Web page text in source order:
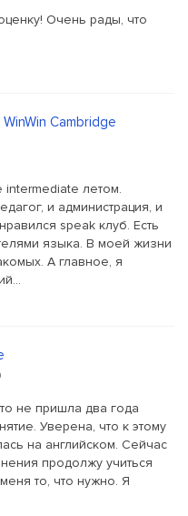
Очень рады, что
WinWin Cambridge
летом.
и администрация, и
speak клуб. Есть
языка. В моей жизни
А главное, я
не пришла два года
Уверена, что к этому
на английском. Сейчас
продолжу учиться
то, что нужно. Я